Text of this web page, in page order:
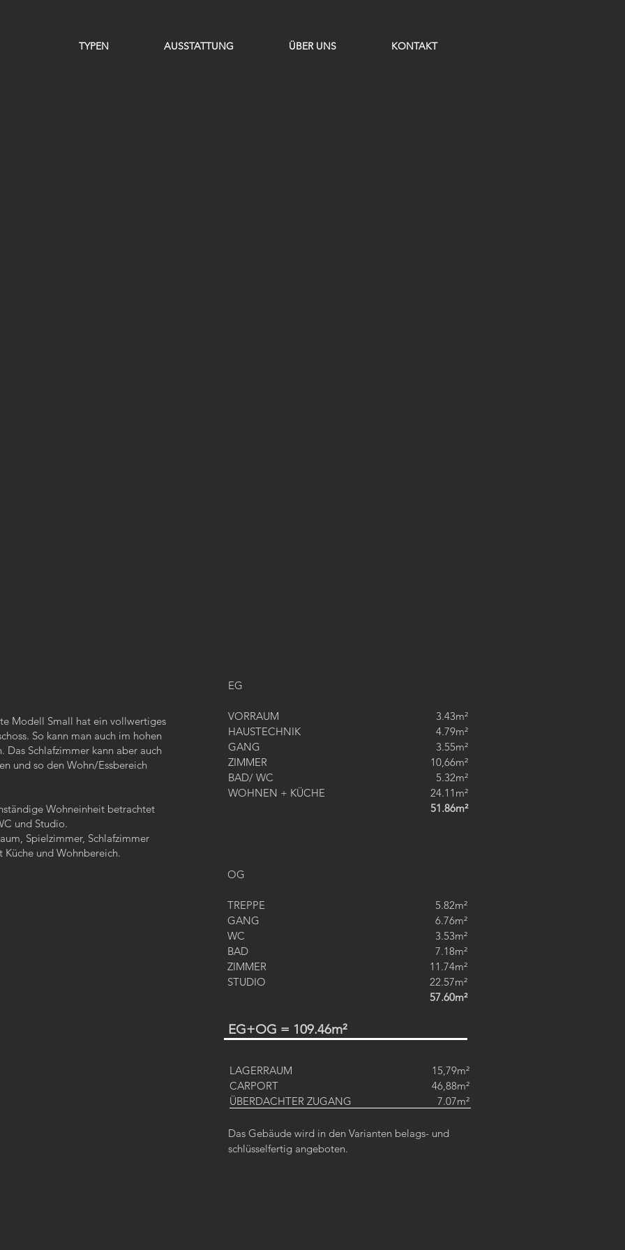
TYPEN AUSSTATTUNG ÜBER UNS KONTAKT
Modell Small hat ein vollwertiges
So kann man auch im hohen
Schlafzimmer kann aber auch
und so den Wohn/Essbereich
Wohneinheit betrachtet
und Studio.
Spielzimmer, Schlafzimmer
und Wohnbereich.
3.43m²
4.79m²
3.55m²
10,66m²
5.32m²
24.11m²
51.86m²
EG
VORRAUM
HAUSTECHNIK
GANG
ZIMMER
BAD/ WC
WOHNEN + KÜCHE
5.82m²
6.76m²
3.53m²
7.18m²
11.74m²
22.57m²
57.60m²
OG
TREPPE
GANG
WC
BAD
ZIMMER
STUDIO
EG+OG = 109.46m²
15,79m²
46,88m²
7.07m²
LAGERRAUM
CARPORT
ÜBERDACHTER ZUGANG
Das Gebäude wird in den Varianten belags- und
schlüsselfertig angeboten.